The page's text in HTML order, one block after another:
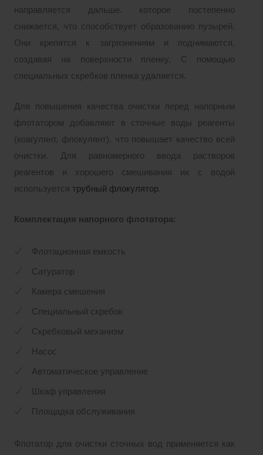
направляется дальше. которое постепенно
снижается, что способствует образованию пузырей.
Они крепятся к загрязнениям и поднимаются,
создавая на поверхности пленку. С помощью
специальных скребков пленка удаляется.
Для повышения качества очистки перед напорным
флотатором добавляют в сточные воды реагенты
(коагулянт, флокулянт). что повышает качество всей
очистки. Для равномерного ввода растворов
реагентов и хорошего смешивания их с водой
используется трубный флокулятор
Комплектация напорного флотатора:
Флотационная емкость
Сатуратор
Камера смешения
Специальный скребок
Скребковый механизм
Насос
Автоматическое управление
Шкаф управления
Площадка обслуживания
Флотатор для очистки сточных вод применяется как